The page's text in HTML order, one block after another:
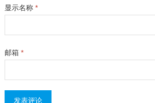
显示名称 *
邮箱 *